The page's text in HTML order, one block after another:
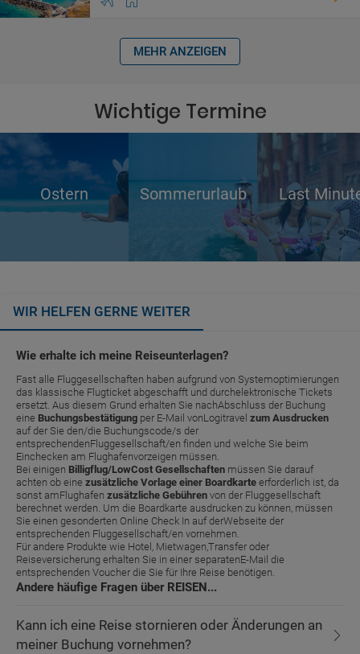
MEHR ANZEIGEN
Wichtige Termine
Ostern Sommerurlaub Last
WIR HELFEN GERNE WEITER
Wie erhalte ich meine Reiseunterlagen?
Fast alle Fluggesellschaften haben aufgrund von Systemoptimierungen
das klassische Flugticket abgeschafft und durchelektronische Tickets
ersetzt. Aus diesem Grund erhalten Sie nachAbschluss der Buchung
eine Buchungsbestätigung per E-Mail vonLogitravel zum Ausdrucken
auf der Sie den/die Buchungscode/s der
entsprechendenFluggesellschaft/en finden und welche Sie beim
Einchecken am Flughafenvorzeigen müssen.
Bei einigen Billigflug/LowCost Gesellschaften müssen Sie darauf
achten ob eine zusätzliche Vorlage einer Boardkarte erforderlich ist, da
sonst amFlughafen zusätzliche Gebühren von der Fluggesellschaft
berechnet werden. Um die Boardkarte ausdrucken zu können, müssen
Sie einen gesonderten Online Check In auf derWebseite der
entsprechenden Fluggesellschaft/en vornehmen.
Für andere Produkte wie Hotel, Mietwagen,Transfer oder
Reiseversicherung erhalten Sie in einer separatenE-Mail die
entsprechenden Voucher die Sie für Ihre Reise benötigen.
Andere häufige Fragen über REISEN...
Kann ich eine Reise stornieren oder Änderungen an
meiner Buchung vornehmen?